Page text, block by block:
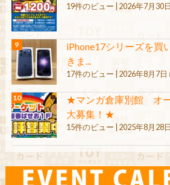
19件のビュー 2026年7月30
iPhone17シリーズを買
きま...
17件のビュー 2026年8月7
★マンガ倉庫別館 オ
大募集！★
15件のビュー 2025年8月28